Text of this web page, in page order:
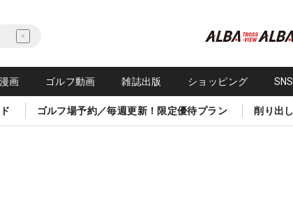
漫画 ゴルフ動画 雑誌出版 ショッピング
ゴルフ場予約／毎週更新！限定優待プラン 削り出